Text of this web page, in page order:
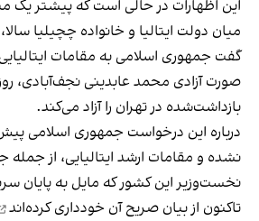
این اظهارات در حالی است که پیشتر یک
میان دولت ایتالیا و خانواده چچیلیا
گفت جمهوری اسلامی به مقامات ایتالیایی
صورت آزادی محمد عابدینی نجف‌آبادی،
بازداشت‌شده در تهران را آزاد می‌کند.
درباره این درخواست جمهوری اسلامی
نشده و مقامات ارشد ایتالیایی، از جمله
نخست‌وزیر این کشور که مایل به پایان
تاکنون از بیان صریح آن خودداری کرده‌اند